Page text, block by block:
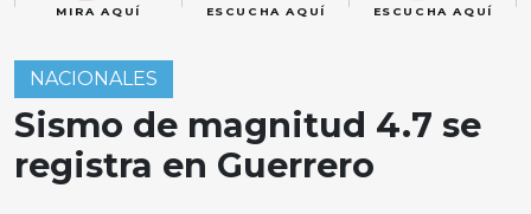
MIRA AQUÍ ESCUCHA AQUÍ ESCUCHA AQUÍ
NACIONALES
Sismo de magnitud 4.7 se
registra en Guerrero